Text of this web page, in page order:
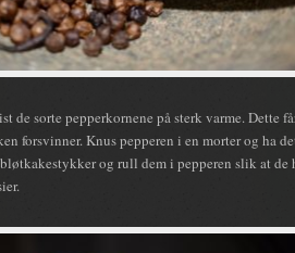
de sorte pepperkornene på sterk varme. Dette
forsvinner. Knus pepperen i en morter og ha
og rull dem i pepperen slik at